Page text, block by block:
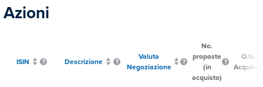
Azioni
ISIN Descrizione
Valuta
Negoziazione
No.
proposte
(in
acquisto)
Q.tà
Acquisto